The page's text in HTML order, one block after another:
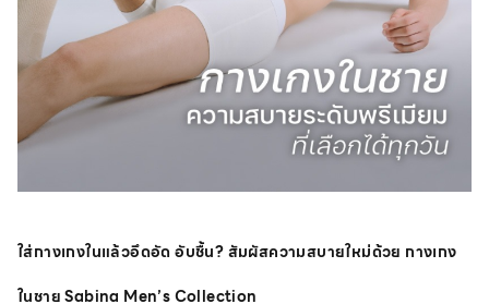
ใส่กางเกงในแล้วอึดอัด อับชื้น? สัมผัสความสบายใหม่ด้วย กางเกง
ในชาย Sabina Men’s Collection